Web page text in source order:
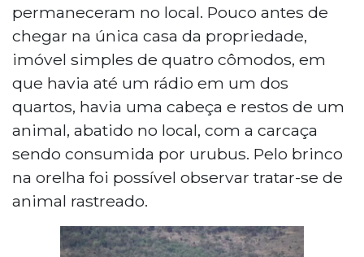
permaneceram no local. Pouco antes de
chegar na única casa da propriedade,
imóvel simples de quatro cômodos, em
que havia até um rádio em um dos
quartos, havia uma cabeça e restos de um
animal, abatido no local, com a carcaça
sendo consumida por urubus. Pelo brinco
na orelha foi possível observar tratar-se de
animal rastreado.